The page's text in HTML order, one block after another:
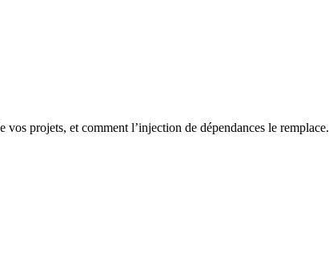
projets, et comment l’injection de dépendances le remplace.